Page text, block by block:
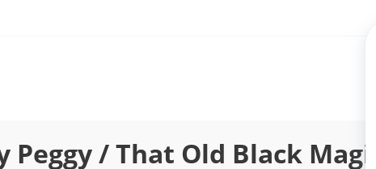
/ That Old Black Magic